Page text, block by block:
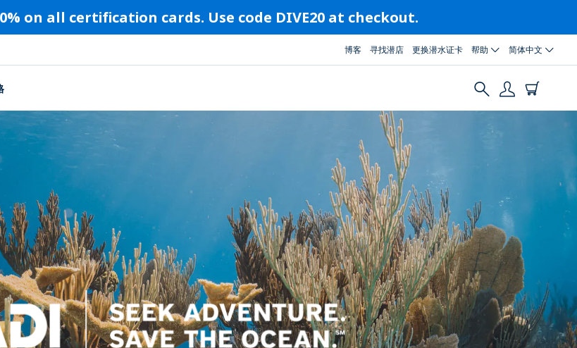
on all certification cards. Use code DIVE20 at checkout.
博客 寻找潜店 更换潜水证卡 帮助 简体中文